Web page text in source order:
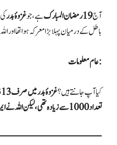
آج19 رمضان المبارک ہے، جوغزوۂ بدر
باطل کے درمیان پہلا بڑا معرکہ ہوا تھا اور
عام معلومات:
کیا آپ جانتے ہیں؟
تعداد 1000 سے زیادہ تھی، لیکن اللہ نے ایمان والوں کو کامیابی عطا فرمائی۔